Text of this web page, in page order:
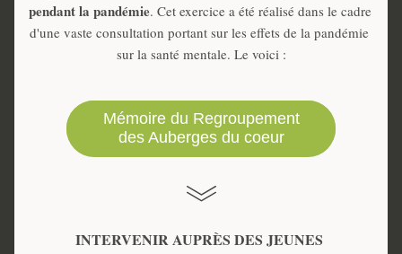
pendant la pandémie. Cet exercice a été réalisé dans le cadre
d'une vaste consultation portant sur les effets de la pandémie
sur la santé mentale. Le voici :
Mémoire du Regroupement
des Auberges du coeur
INTERVENIR AUPRÈS DES JEUNES